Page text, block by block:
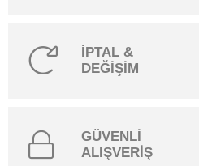
İPTAL &
DEĞİŞİM
GÜVENLİ
ALIŞVERİŞ